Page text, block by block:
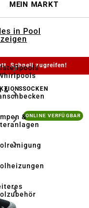
MEIN MARKT
&
in Pool
&
Schnell zugreifen!
ONLINE VERFÜGBAR